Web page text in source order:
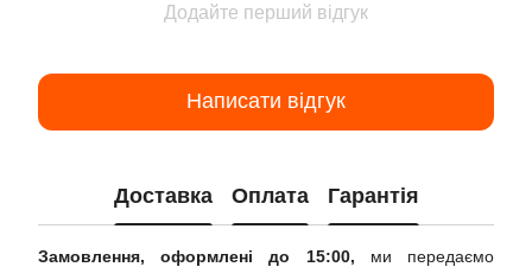
Додайте перший відгук
Написати відгук
Доставка Оплата Гарантія
Замовлення, оформлені до 15:00, ми передаємо